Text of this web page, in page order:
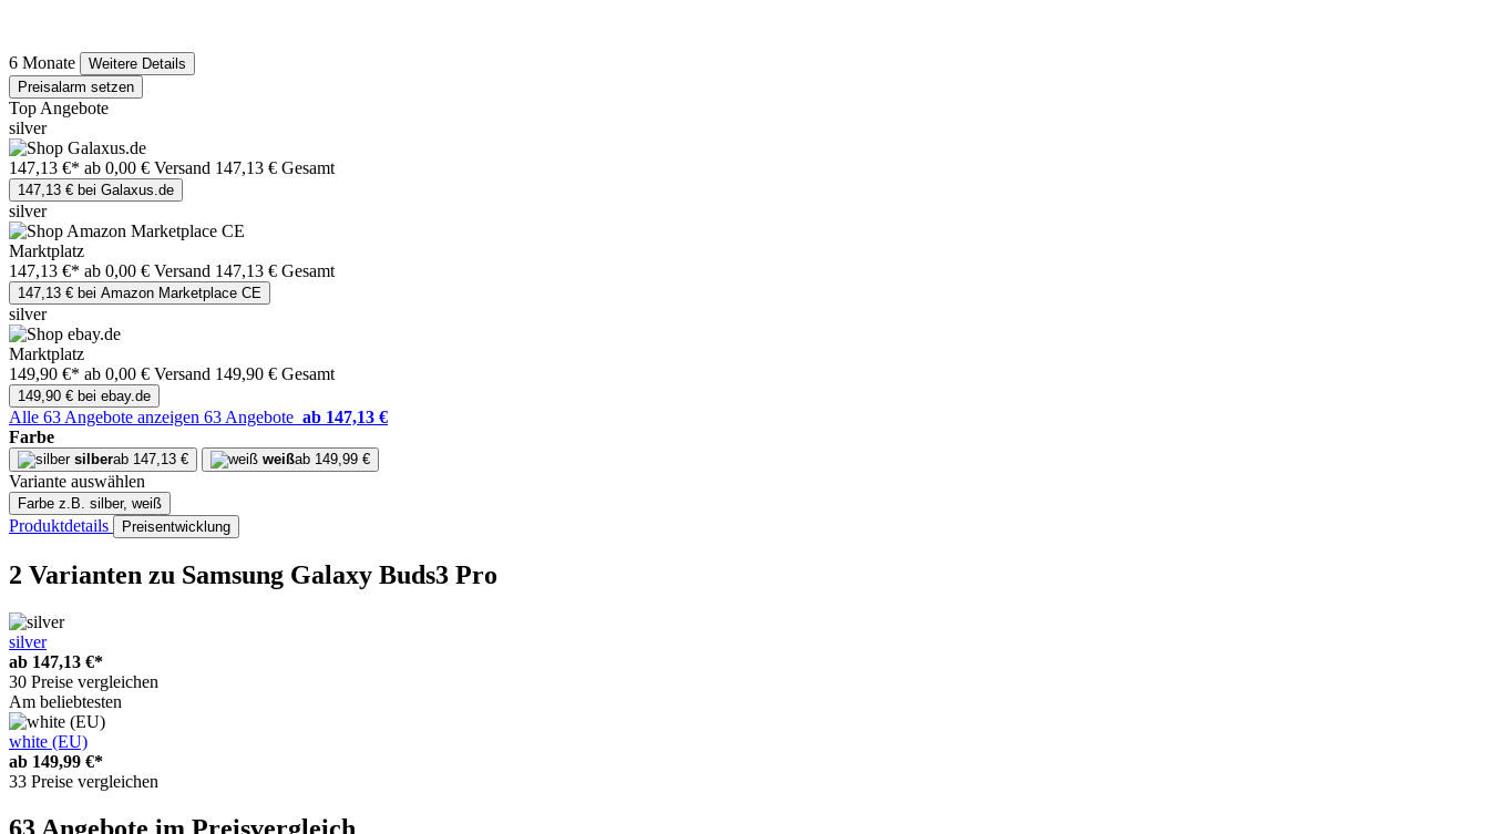
6 Monate
Weitere Details
Preisalarm setzen
Top Angebote
silver
147,13 €* ab 0,00 € Versand 147,13 € Gesamt
147,13 € bei Galaxus.de
silver
Marktplatz
147,13 €* ab 0,00 € Versand 147,13 € Gesamt
147,13 € bei Amazon Marketplace CE
silver
Marktplatz
149,90 €* ab 0,00 € Versand 149,90 € Gesamt
149,90 € bei ebay.de
Alle 63 Angebote anzeigen 63 Angebote ab 147,13 €
Farbe
silberab 147,13 € weißab 149,99 €
Variante auswählen
Farbe z.B. silber, weiß
Produktdetails Preisentwicklung
2 Varianten zu Samsung Galaxy Buds3 Pro
silver
ab 147,13 €*
30 Preise vergleichen
Am beliebtesten
white (EU)
ab 149,99 €*
33 Preise vergleichen
63 Angebote im Preisvergleich